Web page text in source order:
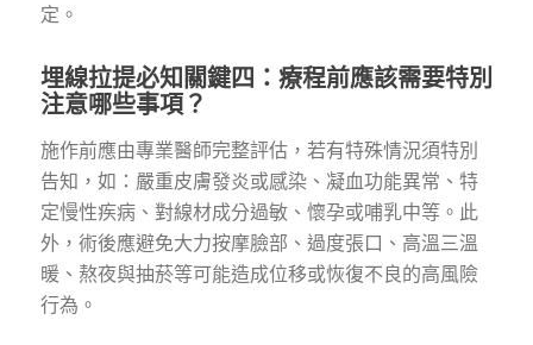
定。
埋線拉提必知關鍵四：療程前應該需要特別
注意哪些事項？
施作前應由專業醫師完整評估，若有特殊情況須特別
告知，如：嚴重皮膚發炎或感染、凝血功能異常、特
定慢性疾病、對線材成分過敏、懷孕或哺乳中等。此
外，術後應避免大力按摩臉部、過度張口、高溫三溫
暖、熬夜與抽菸等可能造成位移或恢復不良的高風險
行為。